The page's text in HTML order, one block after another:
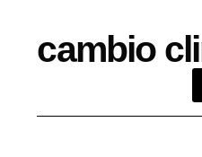
cambio